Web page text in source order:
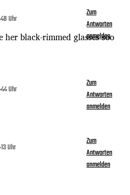
Uhr
her black-rimmed glasses soo
Zum
Antworten
anmelden
Uhr
Zum
Antworten
anmelden
Uhr
Zum
Antworten
anmelden